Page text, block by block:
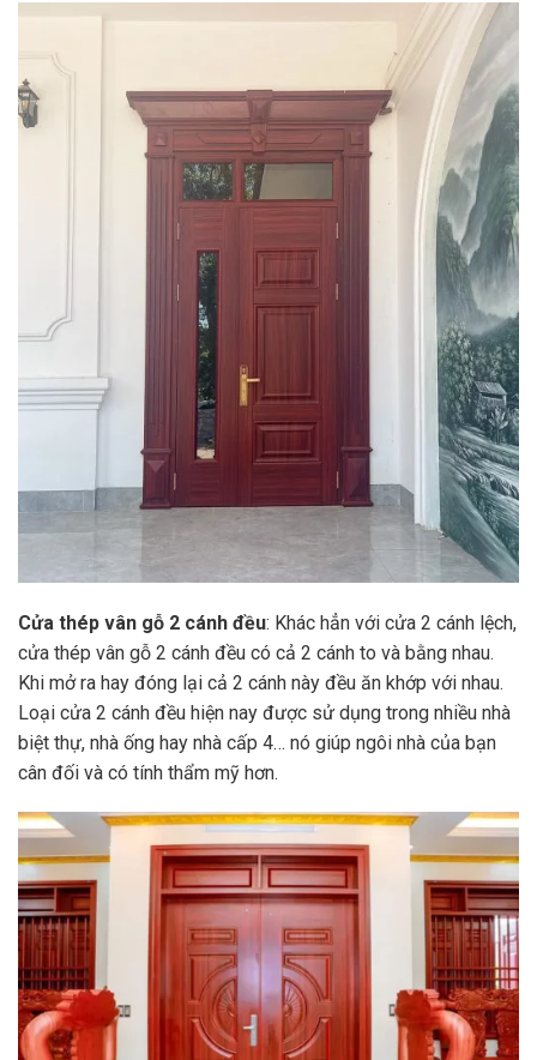
Cửa thép vân gỗ 2 cánh đều: Khác hẳn với cửa 2 cánh lệch,
cửa thép vân gỗ 2 cánh đều có cả 2 cánh to và bằng nhau.
Khi mở ra hay đóng lại cả 2 cánh này đều ăn khớp với nhau.
Loại cửa 2 cánh đều hiện nay được sử dụng trong nhiều nhà
biệt thự, nhà ống hay nhà cấp 4… nó giúp ngôi nhà của bạn
cân đối và có tính thẩm mỹ hơn.